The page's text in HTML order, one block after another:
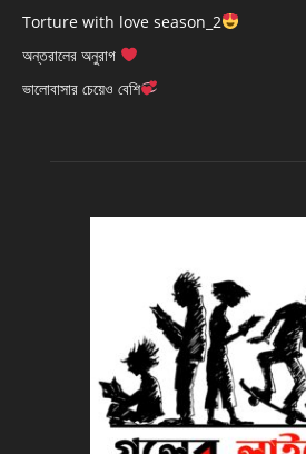
Torture with love season_2
অন্তরালের অনুরাগ
ভালোবাসার চেয়েও বেশি